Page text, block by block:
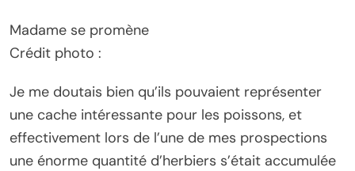
Madame se promène
Crédit photo :
Je me doutais bien qu’ils pouvaient représenter
une cache intéressante pour les poissons, et
effectivement lors de l’une de mes prospections
une énorme quantité d’herbiers s’était accumulée